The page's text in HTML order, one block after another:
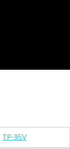
TP-95V